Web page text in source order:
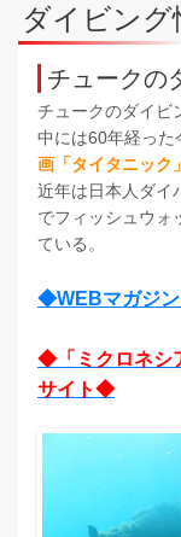
ダイビング
チュークの
チュークのダイビ
中には60年経った
画「タイタニック
近年は日本人ダイ
でフィッシュウォ
ている。
◆WEBマガジ
◆「ミクロネシ
サイト◆